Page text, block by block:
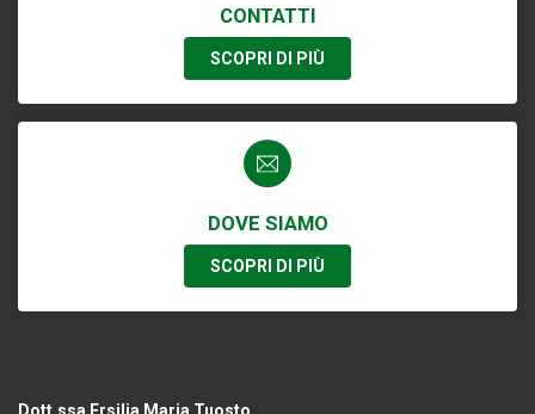
CONTATTI
SCOPRI DI PIÙ
DOVE SIAMO
SCOPRI DI PIÙ